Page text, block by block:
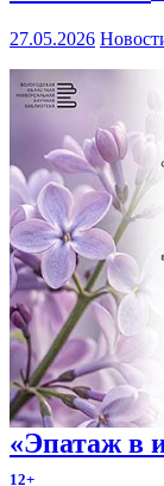
27.05.2026
«Эпатаж в
12+